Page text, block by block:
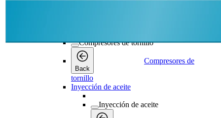
Compresores de tornillo
Back
Compresores de
tornillo
Inyección de aceite
Inyección de aceite